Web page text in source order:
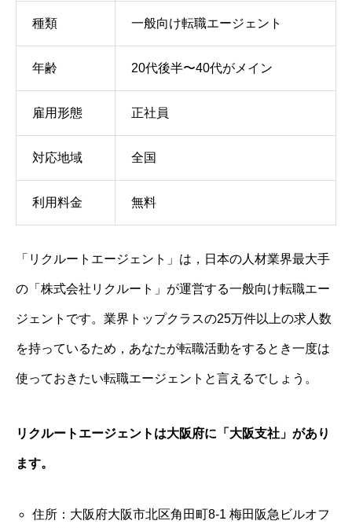
種類 一般向け転職エージェント
年齢 20代後半〜40代がメイン
雇用形態 正社員
対応地域 全国
利用料金 無料
「リクルートエージェント」は，日本の人材業界最大手
の「株式会社リクルート」が運営する一般向け転職エー
ジェントです。業界トップクラスの25万件以上の求人数
を持っているため，あなたが転職活動をするとき一度は
使っておきたい転職エージェントと言えるでしょう。
リクルートエージェントは大阪府に「大阪支社」があり
ます。
住所：大阪府大阪市北区角田町8-1 梅田阪急ビルオフ